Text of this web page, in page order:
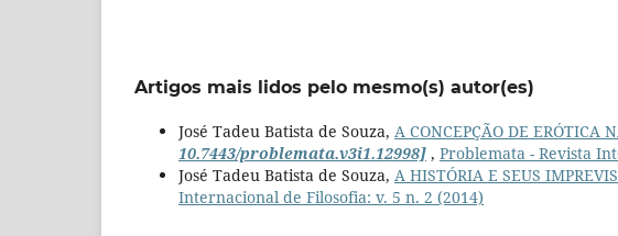
Artigos mais lidos pelo mesmo(s) autor(es)
José Tadeu Batista de Souza, A CONCEPÇÃO DE ERÓTICA
10.7443/problemata.v3i1.12998] , Problemata - Revista
José Tadeu Batista de Souza, A HISTÓRIA E SEUS
Internacional de Filosofia: v. 5 n. 2 (2014)